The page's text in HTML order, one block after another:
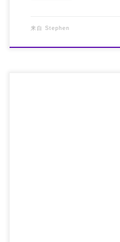
来自 Stephen